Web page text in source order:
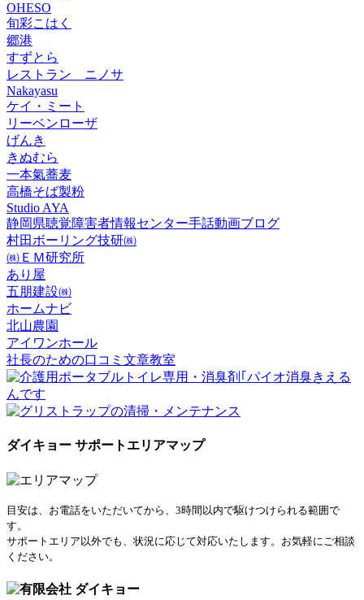
OHESO
旬彩こはく
郷港
すずとら
レストラン ニノサ
Nakayasu
ケイ・ミート
リーベンローザ
げんき
きぬむら
一本氣蕎麦
高橋そば製粉
Studio AYA
静岡県聴覚障害者情報センター手話動画ブログ
村田ボーリング技研㈱
㈱ＥＭ研究所
あり屋
五朋建設㈱
ホームナビ
北山農園
アイワンホール
社長のための口コミ文章教室
ダイキョー サポートエリアマップ
目安は、お電話をいただいてから、3時間以内で駆けつけられる範囲で
す。
サポートエリア以外でも、状況に応じて対応いたします。お気軽にご相談
ください。